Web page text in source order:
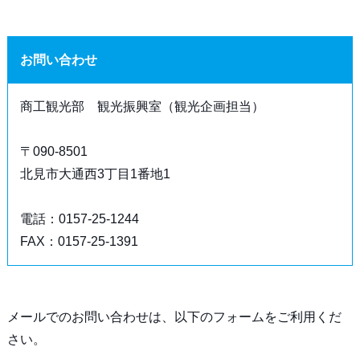
お問い合わせ
商工観光部 観光振興室（観光企画担当）
〒090-8501
北見市大通西3丁目1番地1
電話：0157-25-1244
FAX：0157-25-1391
メールでのお問い合わせは、以下のフォームをご利用くだ
さい。